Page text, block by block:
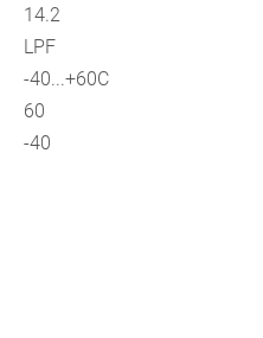
14.2
LPF
-40...+60C
60
-40